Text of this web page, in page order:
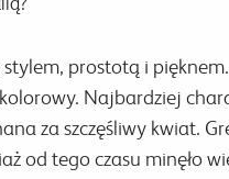
prostotą i
Najbardziej
za szczęśliwy kwiat.
od tego czasu minęło